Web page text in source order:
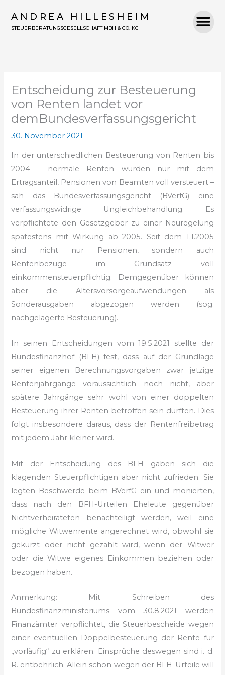
InhaltANDREA HILLESHEIM
STEUERBERATUNGSGESELLSCHAFT MBH & CO. KG
Entscheidung zur Besteuerung
von Renten landet vor
demBundesverfassungsgericht
30. November 2021
In der unterschiedlichen Besteuerung von Renten bis
2004 – normale Renten wurden nur mit dem
Ertragsanteil, Pensionen von Beamten voll versteuert –
sah das Bundesverfassungsgericht (BVerfG) eine
verfassungswidrige Ungleichbehandlung. Es
verpflichtete den Gesetzgeber zu einer Neuregelung
spätestens mit Wirkung ab 2005. Seit dem 1.1.2005
sind nicht nur Pensionen, sondern auch
Rentenbezüge im Grundsatz voll
einkommensteuerpflichtig. Demgegenüber können
aber die Altersvorsorgeaufwendungen als
Sonderausgaben abgezogen werden (sog.
nachgelagerte Besteuerung).
In seinen Entscheidungen vom 19.5.2021 stellte der
Bundesfinanzhof (BFH) fest, dass auf der Grundlage
seiner eigenen Berechnungsvorgaben zwar jetzige
Rentenjahrgänge voraussichtlich noch nicht, aber
spätere Jahrgänge sehr wohl von einer doppelten
Besteuerung ihrer Renten betroffen sein dürften. Dies
folgt insbesondere daraus, dass der Rentenfreibetrag
mit jedem Jahr kleiner wird.
Mit der Entscheidung des BFH gaben sich die
klagenden Steuerpflichtigen aber nicht zufrieden. Sie
legten Beschwerde beim BVerfG ein und monierten,
dass nach den BFH-Urteilen Eheleute gegen­über
Nicht­verheirateten benach­teiligt werden, weil eine
mögliche Witwenrente ange­rechnet wird, obwohl sie
gekürzt oder nicht gezahlt wird, wenn der Witwer
oder die Witwe eigenes Einkommen beziehen oder
bezogen haben.
Anmerkung: Mit Schreiben des
Bundesfinanzministeriums vom 30.8.2021 werden
Finanzämter verpflichtet, die Steuerbescheide wegen
einer eventuellen Doppelbesteuerung der Rente für
„vorläufig“ zu erklären. Einsprüche deswegen sind i. d.
R. entbehrlich. Allein schon wegen der BFH-Urteile will